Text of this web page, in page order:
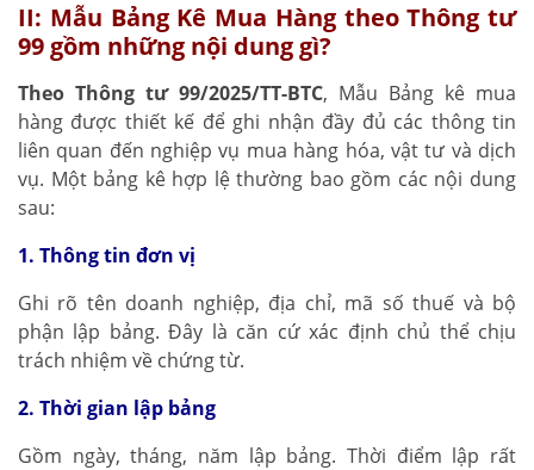
II: Mẫu Bảng Kê Mua Hàng theo Thông tư
99 gồm những nội dung gì?
Theo Thông tư 99/2025/TT-BTC, Mẫu Bảng kê mua
hàng được thiết kế để ghi nhận đầy đủ các thông tin
liên quan đến nghiệp vụ mua hàng hóa, vật tư và dịch
vụ. Một bảng kê hợp lệ thường bao gồm các nội dung
sau:
1. Thông tin đơn vị
Ghi rõ tên doanh nghiệp, địa chỉ, mã số thuế và bộ
phận lập bảng. Đây là căn cứ xác định chủ thể chịu
trách nhiệm về chứng từ.
2. Thời gian lập bảng
Gồm ngày, tháng, năm lập bảng. Thời điểm lập rất